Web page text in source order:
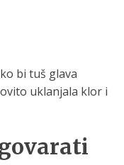
bi tuš glava
uklanjala klor i